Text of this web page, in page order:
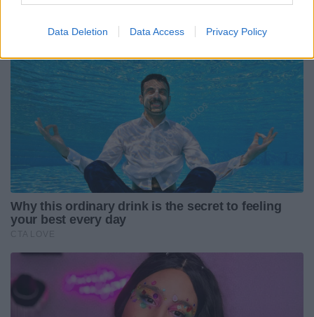
Data Deletion Data Access Privacy Policy